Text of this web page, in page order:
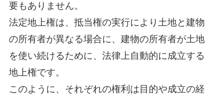
要もありません。
法定地上権は、抵当権の実行により土地と建物
の所有者が異なる場合に、建物の所有者が土地
を使い続けるために、法律上自動的に成立する
地上権です。
このように、それぞれの権利は目的や成立の経